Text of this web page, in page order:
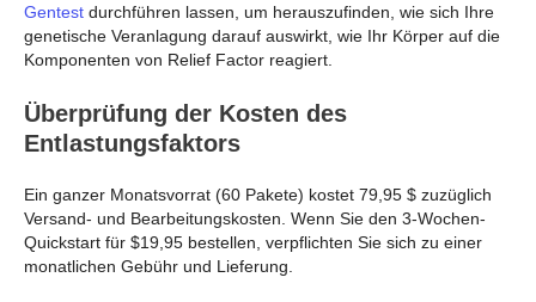
Gentest durchführen lassen, um herauszufinden, wie sich Ihre
genetische Veranlagung darauf auswirkt, wie Ihr Körper auf die
Komponenten von Relief Factor reagiert.
Überprüfung der Kosten des
Entlastungsfaktors
Ein ganzer Monatsvorrat (60 Pakete) kostet 79,95 $ zuzüglich
Versand- und Bearbeitungskosten. Wenn Sie den 3-Wochen-
Quickstart für $19,95 bestellen, verpflichten Sie sich zu einer
monatlichen Gebühr und Lieferung.